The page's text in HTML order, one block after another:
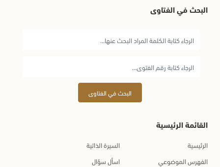
البحث في الفتاوى
البحث في الفتاوى
القائمة الرئيسية
الرئيسية
السيرة الذاتية
الفهرس الموضوعي
اسأل سؤال